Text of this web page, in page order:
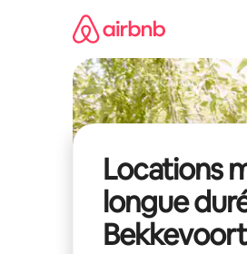
Locations
longue
Bekkevoort